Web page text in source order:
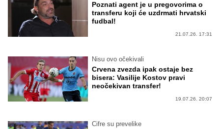
Poznati agent je u pregovorima o
transferu koji će uzdrmati hrvatski
fudbal!
21.07.26. 17:31
Nisu ovo očekivali
Crvena zvezda ipak ostaje bez
bisera: Vasilije Kostov pravi
neočekivan transfer!
19.07.26. 20:07
Cifre su prevelike